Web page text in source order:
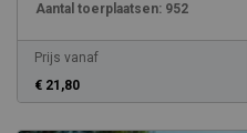
Aantal toerplaatsen: 952
Prijs vanaf
€ 21,80